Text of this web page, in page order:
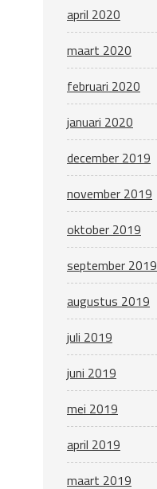
april 2020
maart 2020
februari 2020
januari 2020
december 2019
november 2019
oktober 2019
september 2019
augustus 2019
juli 2019
juni 2019
mei 2019
april 2019
maart 2019